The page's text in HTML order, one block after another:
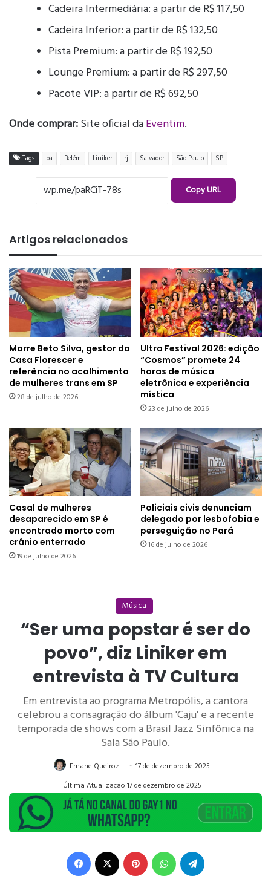
Cadeira Intermediária: a partir de R$ 117,50
Cadeira Inferior: a partir de R$ 132,50
Pista Premium: a partir de R$ 192,50
Lounge Premium: a partir de R$ 297,50
Pacote VIP: a partir de R$ 692,50
Onde comprar:Site oficial daEventim.
Tags ba Belém Liniker rj Salvador São Paulo SP
Copy URL
Artigos relacionados
Morre Beto Silva, gestor da
Casa Florescer e
referência no acolhimento
de mulheres trans em SP
28 de julho de 2026
Ultra Festival 2026: edição
“Cosmos” promete 24
horas de música
eletrônica e experiência
mística
23 de julho de 2026
Casal de mulheres
desaparecido em SP é
encontrado morto com
crânio enterrado
19 de julho de 2026
Policiais civis denunciam
delegado por lesbofobia e
perseguição no Pará
16 de julho de 2026